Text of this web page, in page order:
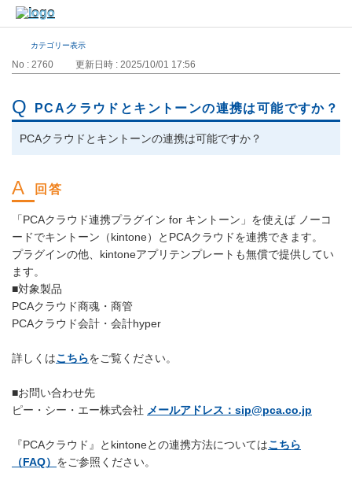
カテゴリー表示
No : 2760 更新日時 : 2025/10/01 17:56
PCAクラウドとキントーンの連携は可能ですか？
PCAクラウドとキントーンの連携は可能ですか？
「PCAクラウド連携プラグイン for キントーン」を使えば ノーコ
ードでキントーン（kintone）とPCAクラウドを連携できます。
プラグインの他、kintoneアプリテンプレートも無償で提供してい
ます。
■対象製品
PCAクラウド商魂・商管
PCAクラウド会計・会計hyper
詳しくはこちらをご覧ください。
■お問い合わせ先
ピー・シー・エー株式会社 メールアドレス：sip@pca.co.jp
『PCAクラウド』とkintoneとの連携方法についてはこちら
（FAQ） をご参照ください。